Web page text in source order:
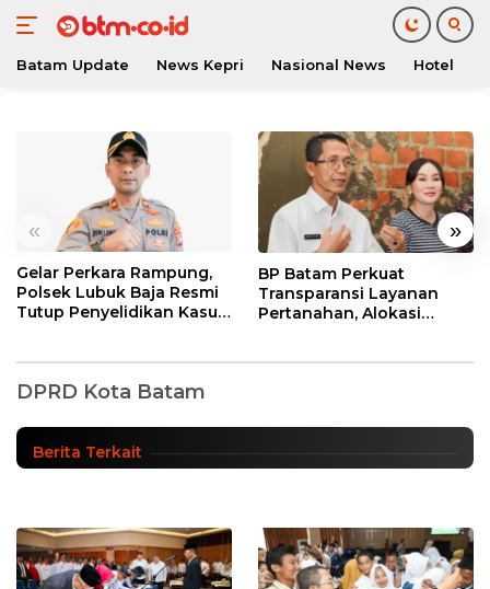
Batam Update News Kepri Nasional News Hotel
« »
Gelar Perkara Rampung,
Polsek Lubuk Baja Resmi
Tutup Penyelidikan Kasus
BP Batam Perkuat
Transparansi Layanan
Pertanahan, Alokasi
DPRD Kota Batam
Perda Pajak dan Retribusi akan Berubah
DPRD Kota Batam|Sabtu, 25/09/2021 - 13:36 WIB
Berita Terkait